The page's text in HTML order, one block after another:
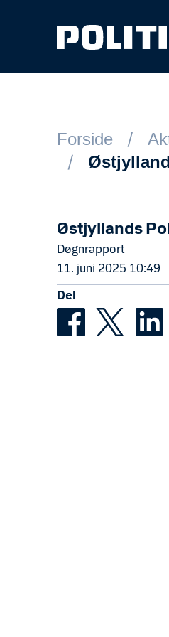
Forside
Østjyllands
Døgnrapport
11. juni 2025 10:49
Del